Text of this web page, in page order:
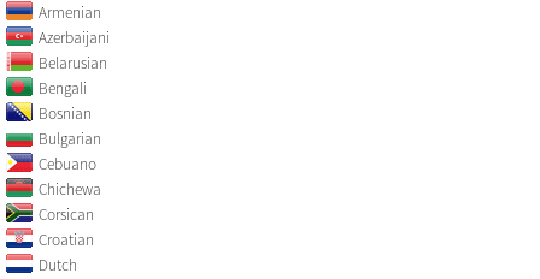
Armenian
Azerbaijani
Belarusian
Bengali
Bosnian
Bulgarian
Cebuano
Chichewa
Corsican
Croatian
Dutch